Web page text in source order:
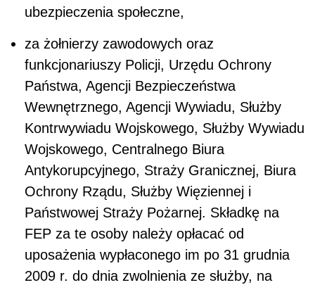
ubezpieczenia społeczne,
za żołnierzy zawodowych oraz
funkcjonariuszy Policji, Urzędu Ochrony
Państwa, Agencji Bezpieczeństwa
Wewnętrznego, Agencji Wywiadu, Służby
Kontrwywiadu Wojskowego, Służby Wywiadu
Wojskowego, Centralnego Biura
Antykorupcyjnego, Straży Granicznej, Biura
Ochrony Rządu, Służby Więziennej i
Państwowej Straży Pożarnej. Składkę na
FEP za te osoby należy opłacać od
uposażenia wypłaconego im po 31 grudnia
2009 r. do dnia zwolnienia ze służby, na